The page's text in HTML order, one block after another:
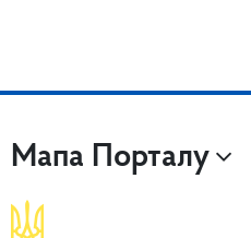
Мапа Порталу